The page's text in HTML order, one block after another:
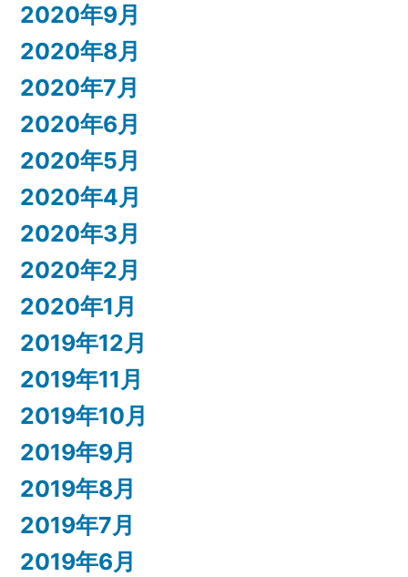
2020年9月
2020年8月
2020年7月
2020年6月
2020年5月
2020年4月
2020年3月
2020年2月
2020年1月
2019年12月
2019年11月
2019年10月
2019年9月
2019年8月
2019年7月
2019年6月